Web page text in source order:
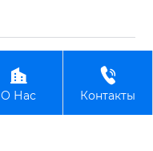
погрузчиков

О Нас

Контакты